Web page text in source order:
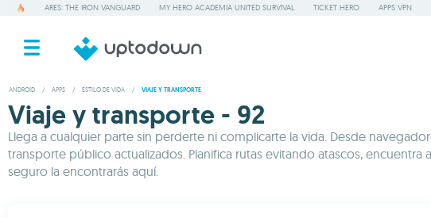
ARES: THE IRON VANGUARD MY HERO ACADEMIA UNITED SURVIVAL TICKET HERO APPS VPN
ANDROID / APPS / ESTILO DE VIDA / VIAJE Y TRANSPORTE
Viaje y transporte - 92
Llega a cualquier parte sin perderte ni complicarte la vida. Desde
transporte público actualizados. Planifica rutas evitando atascos,
seguro la encontrarás aquí.